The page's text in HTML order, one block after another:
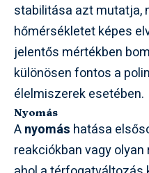
stabilitása azt mutatja,
hőmérsékletet képes
jelentős mértékben
különösen fontos a
élelmiszerek esetében.
Nyomás
Anyomás hatása
reakciókban vagy